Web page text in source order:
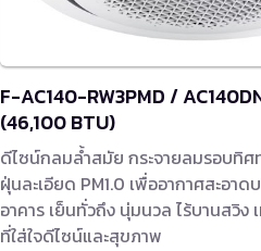
F-AC140-RW3PMD /
(46,100 BTU)
ดีไซน์กลมล้ำสมัย กระจายลมรอบทิศ
ฝุ่นละเอียด PM1.0 เพื่ออากาศสะอาด
อาคาร เย็นทั่วถึง นุ่มนวล ไร้บานสวิง
ที่ใส่ใจดีไซน์และสุขภาพ